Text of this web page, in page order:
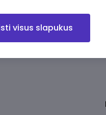
visus slapukus